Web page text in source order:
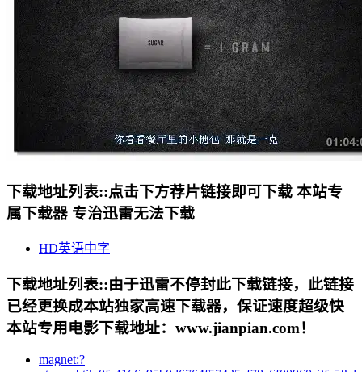
下载地址列表::点击下方荐片链接即可下载 本站专
属下载器 专治迅雷无法下载
HD英语中字
下载地址列表::由于迅雷不停封此下载链接，此链接
已经更换成本站独家高速下载器，保证速度超级快
本站专用电影下载地址：www.jianpian.com！
magnet:?